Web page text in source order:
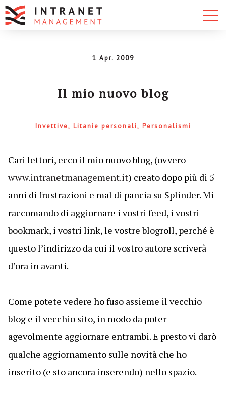
1 Apr. 2009
Il mio nuovo blog
Invettive Litanie personali Personalismi
Cari lettori, ecco il mio nuovo blog, (ovvero
www.intranetmanagement.it) creato dopo più di 5
anni di frustrazioni e mal di pancia su Splinder. Mi
raccomando di aggiornare i vostri feed, i vostri
bookmark, i vostri link, le vostre blogroll, perché è
questo l’indirizzo da cui il vostro autore scriverà
d’ora in avanti.
Come potete vedere ho fuso assieme il vecchio
blog e il vecchio sito, in modo da poter
agevolmente aggiornare entrambi. E presto vi darò
qualche aggiornamento sulle novità che ho
inserito (e sto ancora inserendo) nello spazio.